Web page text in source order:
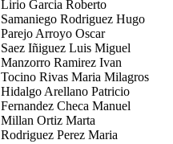
Lirio Garcia Roberto
Samaniego Rodriguez Hugo
Parejo Arroyo Oscar
Saez Iñiguez Luis Miguel
Manzorro Ramirez Ivan
Tocino Rivas Maria Milagros
Hidalgo Arellano Patricio
Fernandez Checa Manuel
Millan Ortiz Marta
Rodriguez Perez Maria